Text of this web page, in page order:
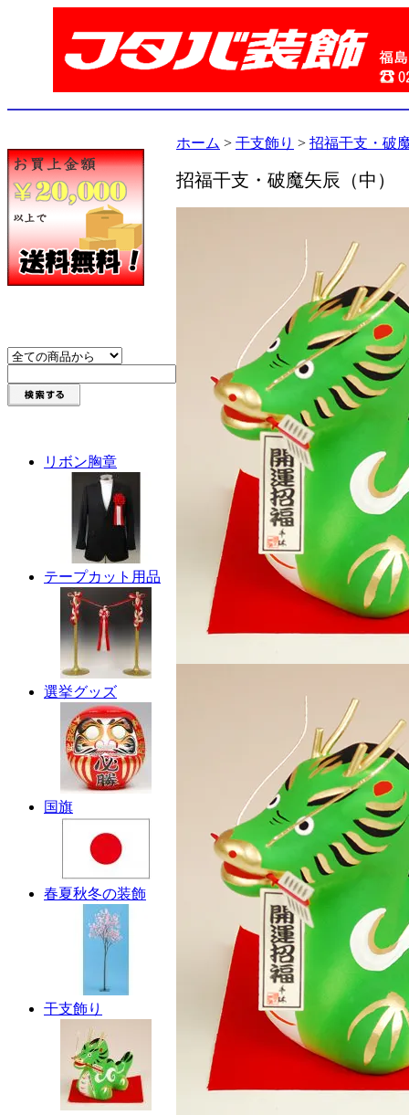
リボン胸章
テープカット用品
選挙グッズ
国旗
春夏秋冬の装飾
干支飾り
ホーム > 干支飾り > 招福干支・破
招福干支・破魔矢辰（中）